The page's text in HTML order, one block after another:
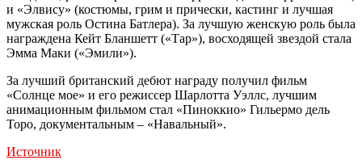
и «Элвису» (костюмы, грим и прически, кастинг и лучшая
мужская роль Остина Батлера). За лучшую женскую роль была
награждена Кейт Бланшетт («Тар»), восходящей звездой стала
Эмма Маки («Эмили»).
За лучший британский дебют награду получил фильм
«Солнце мое» и его режиссер Шарлотта Уэллс, лучшим
анимационным фильмом стал «Пиноккио» Гильермо дель
Торо, документальным – «Навальный».
Источник